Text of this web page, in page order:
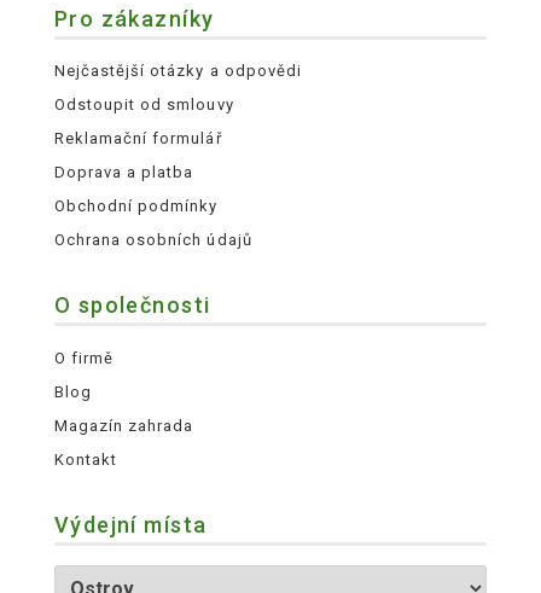
Pro zákazníky
Nejčastější otázky a odpovědi
Odstoupit od smlouvy
Reklamační formulář
Doprava a platba
Obchodní podmínky
Ochrana osobních údajů
O společnosti
O firmě
Blog
Magazín zahrada
Kontakt
Výdejní místa